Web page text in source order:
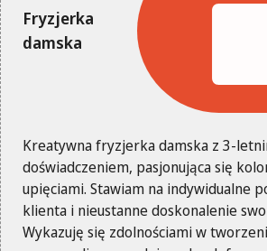
Fryzjerka
damska
Kreatywna fryzjerka damska z 3-
doświadczeniem, pasjonująca się
upięciami. Stawiam na indywidualne
klienta i nieustanne doskonalenie
Wykazuję się zdolnościami w